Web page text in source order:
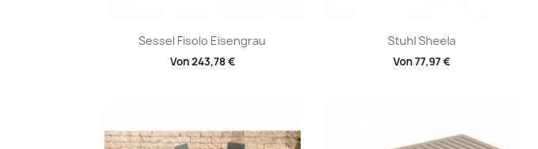
Sessel Fisolo Eisengrau
Von243,78 €
Vorschau Stuhl Sheela
Von77,97 €
Vorschau